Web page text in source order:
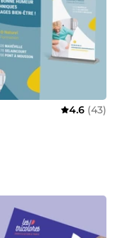
4.6 (43)